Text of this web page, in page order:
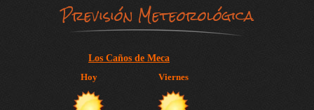
Previsión Meteorológica
Los Caños de Meca